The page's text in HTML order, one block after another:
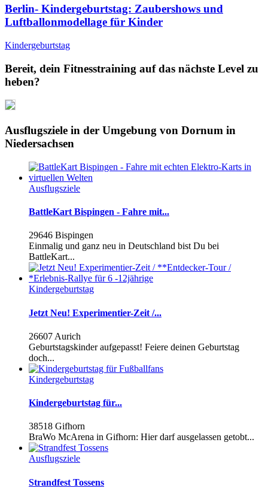
Berlin- Kindergeburtstag: Zaubershows und
Luftballonmodellage für Kinder
Kindergeburtstag
Bereit, dein Fitnesstraining auf das nächste Level zu
heben?
Ausflugsziele in der Umgebung von Dornum in
Niedersachsen
Ausflugsziele
BattleKart Bispingen - Fahre mit...
29646 Bispingen
Einmalig und ganz neu in Deutschland bist Du bei
BattleKart...
Kindergeburtstag
Jetzt Neu! Experimentier-Zeit /...
26607 Aurich
Geburtstagskinder aufgepasst! Feiere deinen Geburtstag
doch...
Kindergeburtstag
Kindergeburtstag für...
38518 Gifhorn
BraWo McArena in Gifhorn: Hier darf ausgelassen getobt...
Ausflugsziele
Strandfest Tossens